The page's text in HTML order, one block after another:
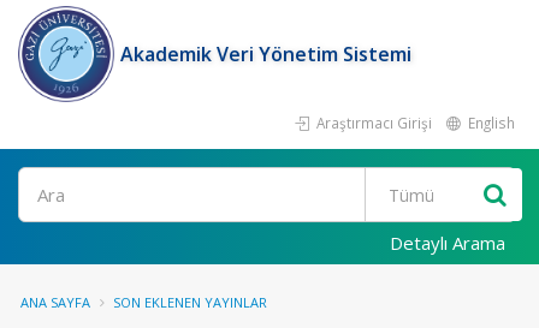
Akademik Veri Yönetim Sistemi
Araştırmacı Girişi English
Ara
Detaylı Arama
ANA SAYFA SON EKLENEN YAYINLAR